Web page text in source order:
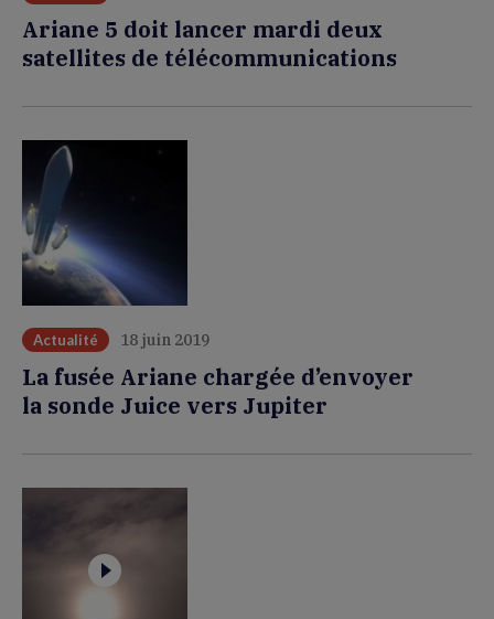
Ariane 5 doit lancer mardi deux
satellites de télécommunications
Actualité 18 juin 2019
La fusée Ariane chargée d’envoyer
la sonde Juice vers Jupiter